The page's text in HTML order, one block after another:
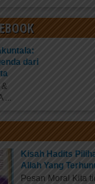
dari
...
Kisah Hadits
Allah Yang
Pesan Moral Kita